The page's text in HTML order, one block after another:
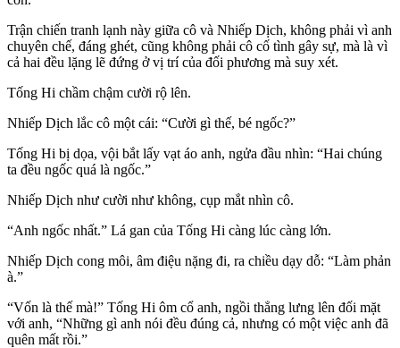
Trận chiến tranh lạnh này giữa cô và Nhiếp Dịch, không phải vì anh
chuyên chế, đáng ghét, cũng không phải cô cố tình gây sự, mà là vì
cả hai đều lặng lẽ đứng ở vị trí của đối phương mà suy xét.
Tống Hi chầm chậm cười rộ lên.
Nhiếp Dịch lắc cô một cái: “Cười gì thế, bé ngốc?”
Tống Hi bị dọa, vội bắt lấy vạt áo anh, ngửa đầu nhìn: “Hai chúng
ta đều ngốc quá là ngốc.”
Nhiếp Dịch như cười như không, cụp mắt nhìn cô.
“Anh ngốc nhất.” Lá gan của Tống Hi càng lúc càng lớn.
Nhiếp Dịch cong môi, âm điệu nặng đi, ra chiều dạy dỗ: “Làm phản
à.”
“Vốn là thế mà!” Tống Hi ôm cổ anh, ngồi thẳng lưng lên đối mặt
với anh, “Những gì anh nói đều đúng cả, nhưng có một việc anh đã
quên mất rồi.”